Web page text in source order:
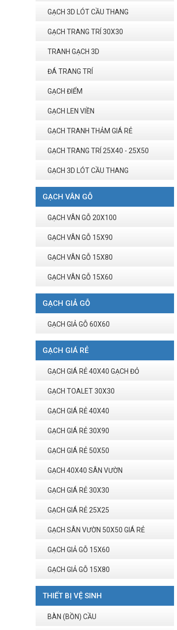
GẠCH 3D LÓT CẦU THANG
GẠCH TRANG TRÍ 30X30
TRANH GẠCH 3D
ĐÁ TRANG TRÍ
GẠCH ĐIỂM
GẠCH LEN VIỀN
GẠCH TRANH THẢM GIÁ RẺ
GẠCH TRANG TRÍ 25X40 - 25X50
GẠCH 3D LÓT CẦU THANG
GẠCH VÂN GỖ
GẠCH VÂN GỖ 20X100
GẠCH VÂN GỖ 15X90
GẠCH VÂN GỖ 15X80
GẠCH VÂN GỖ 15X60
GẠCH GIẢ GỖ
GẠCH GIẢ GỖ 60X60
GẠCH GIÁ RẺ
GẠCH GIÁ RẺ 40X40 GẠCH ĐỎ
GẠCH TOALET 30X30
GẠCH GIÁ RẺ 40X40
GẠCH GIÁ RẺ 30X90
GẠCH GIÁ RẺ 50X50
GẠCH 40X40 SÂN VƯỜN
GẠCH GIÁ RẺ 30X30
GẠCH GIÁ RẺ 25X25
GẠCH SÂN VƯỜN 50X50 GIÁ RẺ
GẠCH GIẢ GỖ 15X60
GẠCH GIẢ GỖ 15X80
THIẾT BỊ VỆ SINH
BÀN (BỒN) CẦU